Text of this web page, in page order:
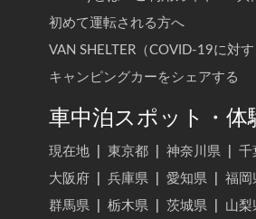
初めて運転される方へ
VAN SHELTER（COVID-19に対す
キャンピングカーをシェアする
車中泊スポット・体
現在地 東京都 神奈川県 千
大阪府
兵庫県 愛知県 福岡
群馬県
栃木県 茨城県 山梨